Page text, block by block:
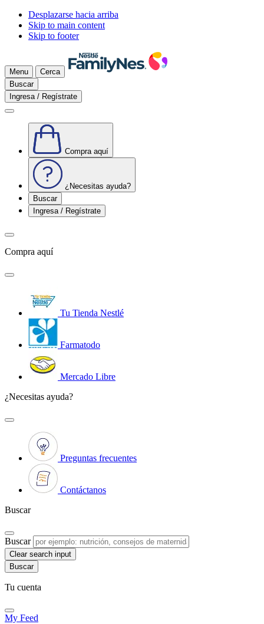
Desplazarse hacia arriba
Skip to main content
Skip to footer
Menu
Cerca
Buscar
Ingresa / Regístrate
Compra aquí
¿Necesitas ayuda?
Buscar
Ingresa / Regístrate
Compra aquí
Tu Tienda Nestlé
Farmatodo
Mercado Libre
¿Necesitas ayuda?
Preguntas frecuentes
Contáctanos
Buscar
Buscar
Clear search input
Tu cuenta
My Feed